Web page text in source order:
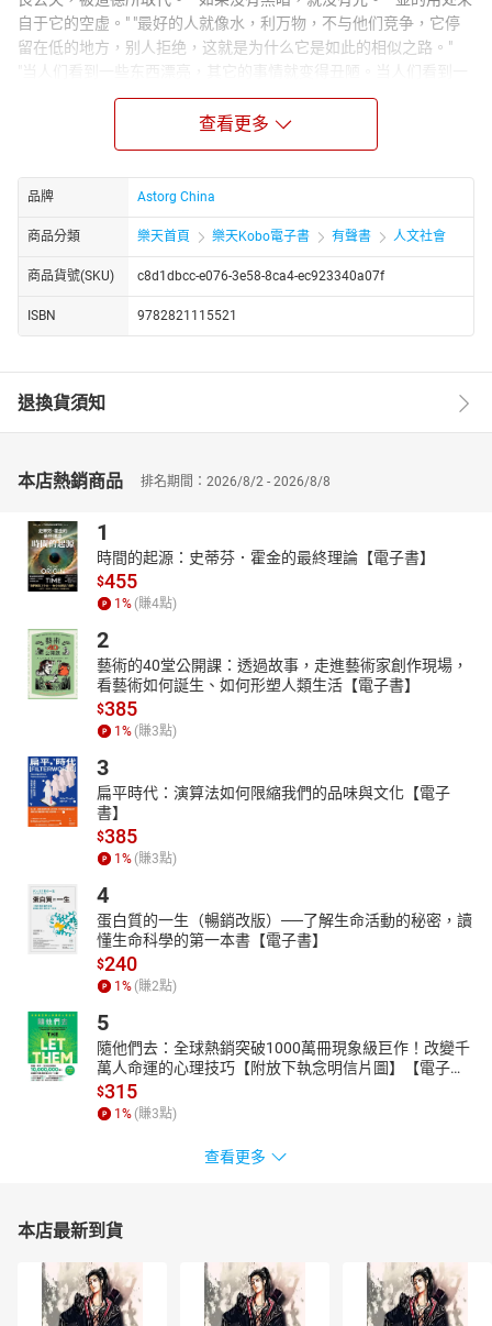
自于它的空虚。" "最好的人就像水，利万物，不与他们竞争，它停
留在低的地方，别人拒绝，这就是为什么它是如此的相似之路。"
"当人们看到一些东西漂亮，其它的事情就变得丑陋。当人们看到一
些东西好，其他的事情变得糟糕。" "尝试改变它，你会毁了它。抱
着试试它，你会失去它。"'谁知道不说，那些说谁也不知道。''千里开
始旅程下一个人的脚。'一个伟大的报价是非常相似的一个伟大的想
络。一个伟大的报价读者被迫去思考什么，他只是听说。他不得不
去想那些单词和他们的意思。一个优秀的报价要求读者停下来考虑
的几句话的真正意义和诗意。一个伟大的思想达到普及的程度。行
情重创到做人的本质。正确的报价可以帮助我们看到的事物或对象
的一些无形的含义。
查看更多
品牌 Astorg China
商品分類 樂天首頁 樂天Kobo電子書 有聲書 人文社會
商品貨號(SKU) c8d1dbcc-e076-3e58-8ca4-ec923340a07f
ISBN 9782821115521
退換貨須知
本店熱銷商品 排名期間：2026/8/2 - 2026/8/8
1
時間的起源：史蒂芬．霍金的最終理論【電子書】
$455
1 % (賺4點)
2
藝術的40堂公開課：透過故事，走進藝術家創作現場，
看藝術如何誕生、如何形塑人類生活【電子書】
$385
1 % (賺3點)
3
扁平時代：演算法如何限縮我們的品味與文化【電子
書】
$385
1 % (賺3點)
4
蛋白質的一生（暢銷改版）──了解生命活動的秘密，讀
懂生命科學的第一本書【電子書】
$240
1 % (賺2點)
5
隨他們去：全球熱銷突破1000萬冊現象級巨作！改變千
萬人命運的心理技巧【附放下執念明信片圖】【電子
書】
$315
1 % (賺3點)
查看更多
本店最新到貨